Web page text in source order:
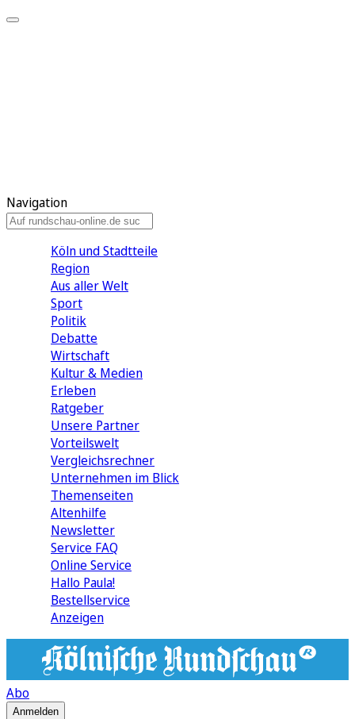
Navigation
Köln und Stadtteile
Region
Aus aller Welt
Sport
Politik
Debatte
Wirtschaft
Kultur & Medien
Erleben
Ratgeber
Unsere Partner
Vorteilswelt
Vergleichsrechner
Unternehmen im Blick
Themenseiten
Altenhilfe
Newsletter
Service FAQ
Online Service
Hallo Paula!
Bestellservice
Anzeigen
Abo
Anmelden